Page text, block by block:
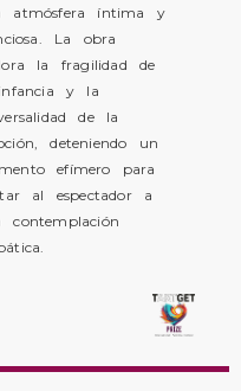
atmósfera íntima y
La obra
la fragilidad de
y la
de la
deteniendo un
efímero para
al espectador a
contemplación